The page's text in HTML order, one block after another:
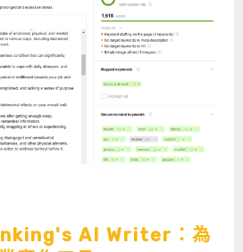
AI Writer：為